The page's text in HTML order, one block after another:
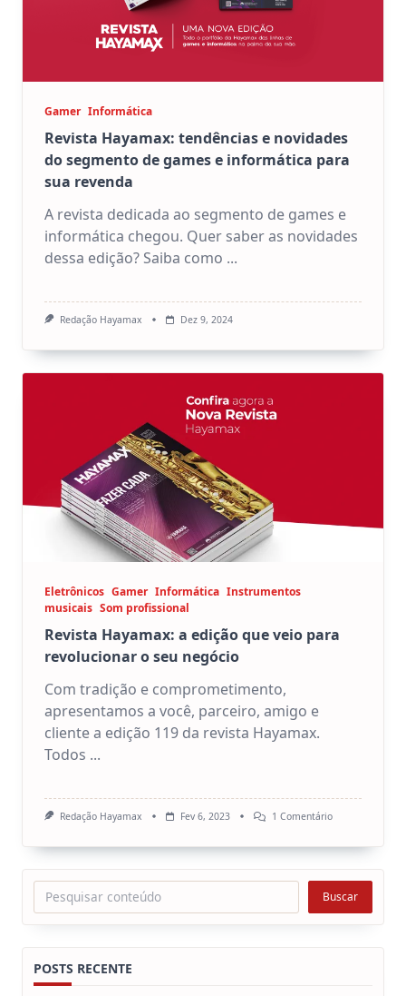
Gamer Informática
Revista Hayamax: tendências e novidades
do segmento de games e informática para
sua revenda
A revista dedicada ao segmento de games e
informática chegou. Quer saber as novidades
dessa edição? Saiba como ...
Redação Hayamax Dez 9, 2024
Eletrônicos Gamer Informática Instrumentos
musicais Som profissional
Revista Hayamax: a edição que veio para
revolucionar o seu negócio
Com tradição e comprometimento,
apresentamos a você, parceiro, amigo e
cliente a edição 119 da revista Hayamax.
Todos ...
Redação Hayamax Fev 6, 2023 1 ComentárioEm
Edição
Que
Veio
Para
Revolucionar
Pesquisar Buscar
POSTS RECENTE